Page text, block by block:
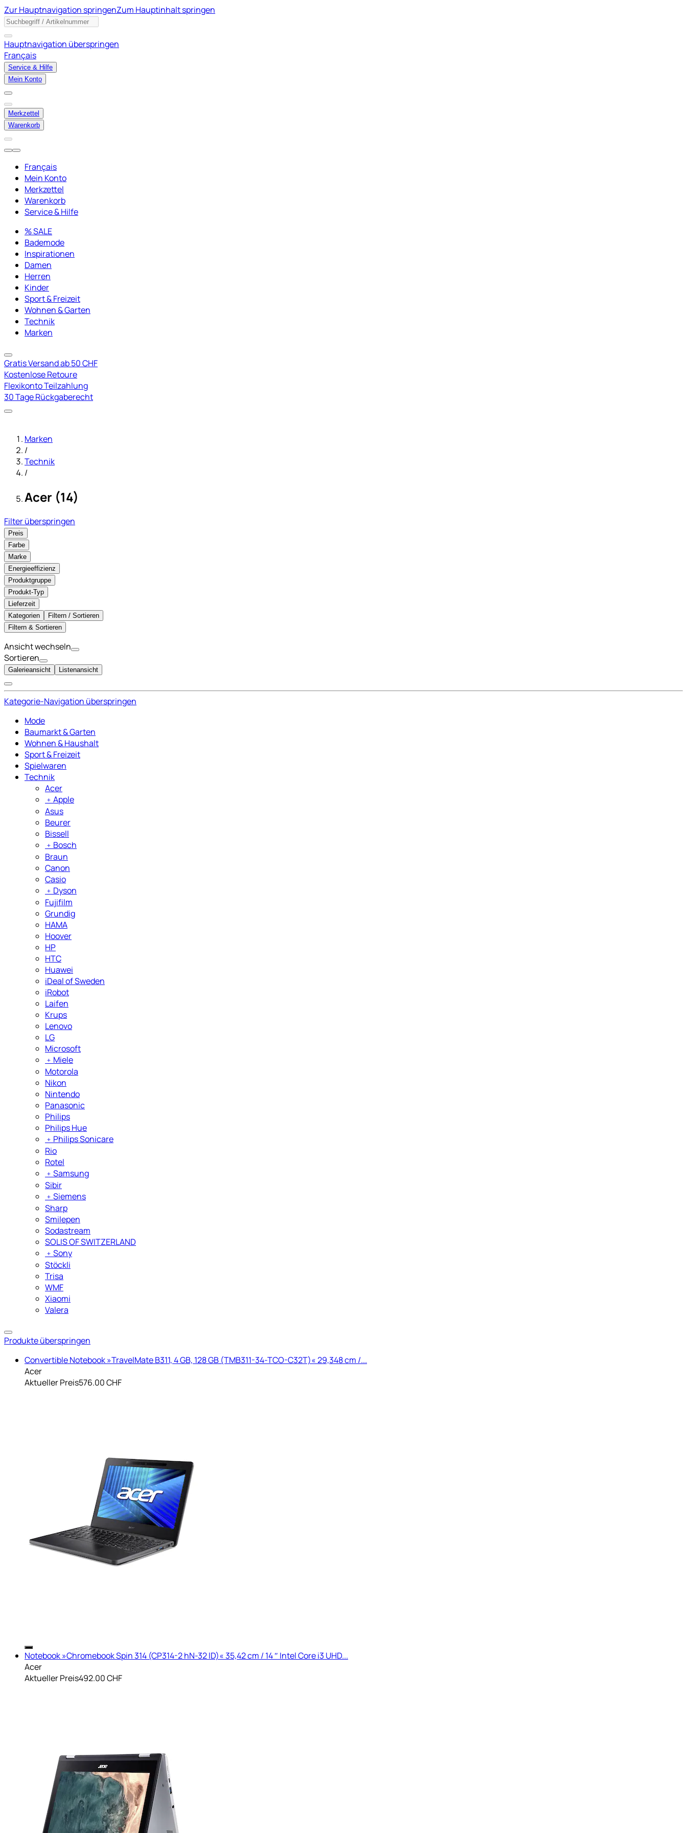
Zur Hauptnavigation springenZum Hauptinhalt springen
Hauptnavigation überspringen
Français
Service & Hilfe
Mein Konto
Merkzettel
Warenkorb
Français
Mein Konto
Merkzettel
Warenkorb
Service & Hilfe
% SALE
Bademode
Inspirationen
Damen
Herren
Kinder
Sport & Freizeit
Wohnen & Garten
Technik
Marken
Gratis Versand ab 50 CHF
Kostenlose Retoure
Flexikonto Teilzahlung
30 Tage Rückgaberecht
Marken
/
Technik
/
Acer (14)
Filter überspringen
Preis
Farbe
Marke
Energieeffizienz
Produktgruppe
Produkt-Typ
Lieferzeit
Kategorien
Filtern / Sortieren
Filtern & Sortieren
Ansicht wechseln
Sortieren
Galerieansicht Listenansicht
Kategorie-Navigation überspringen
Mode
Baumarkt & Garten
Wohnen & Haushalt
Sport & Freizeit
Spielwaren
Technik
Acer
﹢ Apple
Asus
Beurer
Bissell
﹢ Bosch
Braun
Canon
Casio
﹢ Dyson
Fujifilm
Grundig
HAMA
Hoover
HP
HTC
Huawei
iDeal of Sweden
iRobot
Laifen
Krups
Lenovo
LG
Microsoft
﹢ Miele
Motorola
Nikon
Nintendo
Panasonic
Philips
Philips Hue
﹢ Philips Sonicare
Rio
Rotel
﹢ Samsung
Sibir
﹢ Siemens
Sharp
Smilepen
Sodastream
SOLIS OF SWITZERLAND
﹢ Sony
Stöckli
Trisa
WMF
Xiaomi
Valera
Produkte überspringen
Convertible Notebook »TravelMate B311, 4 GB, 128 GB (TMB311-34-TCO-C32T)« 29,348 cm /...
Acer
Aktueller Preis576.00 CHF
Notebook »Chromebook Spin 314 (CP314-2 hN-32 lD)« 35,42 cm / 14 ″ Intel Core i3 UHD...
Acer
Aktueller Preis492.00 CHF